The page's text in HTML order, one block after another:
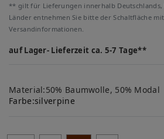
** gilt für Lieferungen innerhalb
Länder entnehmen Sie bitte der Schaltfläche
Versandinformationen.
auf Lager- Lieferzeit ca. 5-7 Tage**
Material:50% Baumwolle, 50% Modal
Farbe:silverpine